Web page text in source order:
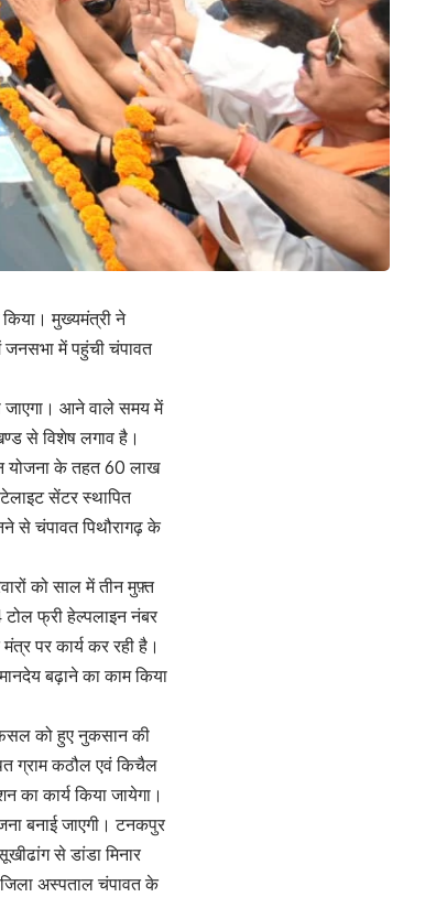
मुख्यमंत्री ने
जनसभा में पहुंची चंपावत
जाएगा। आने वाले समय में
से विशेष लगाव है।
योजना के तहत 60 लाख
सेंटर स्थापित
से चंपावत पिथौरागढ़ के
को साल में तीन मुफ़्त
फ्री हेल्पलाइन नंबर
पर कार्य कर रही है।
बढ़ाने का काम किया
फ़सल को हुए नुकसान की
ग्राम कठौल एवं किचैल
का कार्य किया जायेगा।
बनाई जाएगी। टनकपुर
से डांडा मिनार
जिला अस्पताल चंपावत के